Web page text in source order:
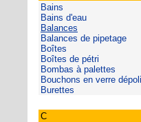
Bains
Bains d'eau
Balances
Balances de pipetage
Boîtes
Boîtes de pétri
Bombas à palettes
Bouchons en verre
Burettes
C